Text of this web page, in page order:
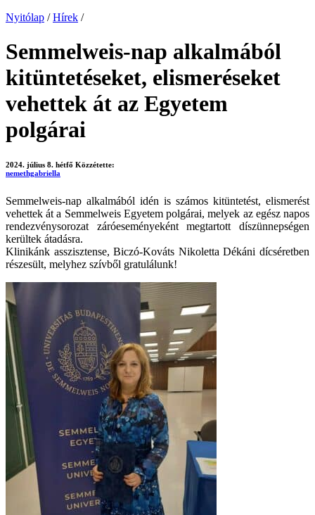
Nyitólap / Hírek /
Semmelweis-nap alkalmából
kitüntetéseket, elismeréseket
vehettek át az Egyetem
polgárai
2024. július 8. hétfő Közzétette:
nemethgabriella
Semmelweis-nap alkalmából idén is számos kitüntetést, elismerést
vehettek át a Semmelweis Egyetem polgárai, melyek az egész napos
rendezvénysorozat záróeseményeként megtartott díszünnepségen
kerültek átadásra.
Klinikánk asszisztense, Biczó-Kováts Nikoletta Dékáni dícséretben
részesült, melyhez szívből gratulálunk!